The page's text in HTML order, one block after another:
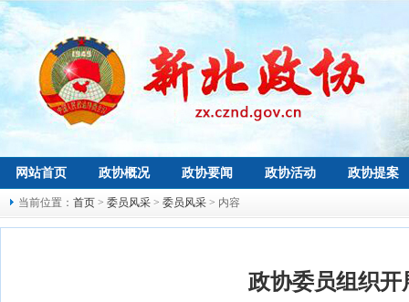
网站首页 政协概况 政协要闻 政协活动 政协提案
当前位置： 首页 > 委员风采 > 委员风采 > 内容
政协委员组织开